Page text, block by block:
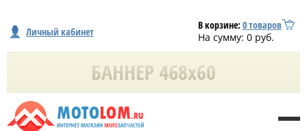
Личный кабинет В корзине: 0товаров
На сумму: 0 руб.